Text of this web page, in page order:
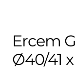
Ercem
Ø40/41